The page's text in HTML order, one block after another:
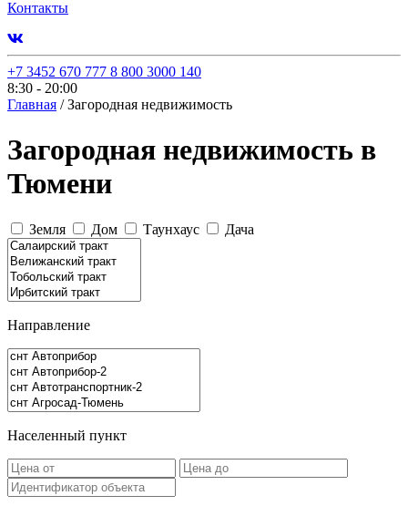
Контакты
+7 3452 670 777 8 800 3000 140
8:30 - 20:00
Главная / Загородная недвижимость
Загородная недвижимость в
Тюмени
Земля Дом Таунхаус Дача
Направление
Населенный пункт